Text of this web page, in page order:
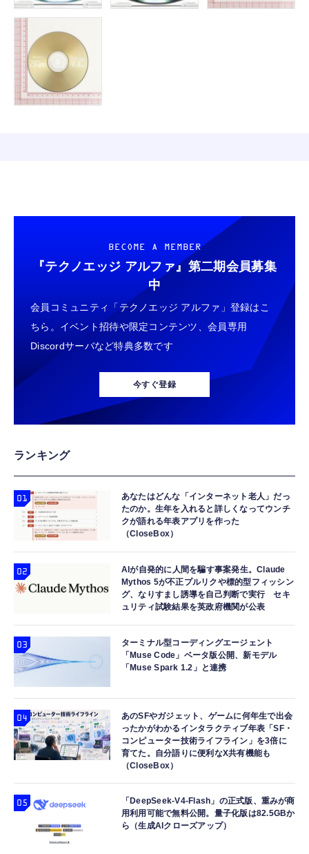
BECOME A MEMBER
『テクノエッジ アルファ』 第二期会員募集
中
会員コミュニティ「テクノエッジ アルファ」登録はこ
ちら。イベント招待や限定コンテンツ、会員専用
Discordサーバなど特典多数です
今すぐ登録
ランキング
あなたはどんな「インターネット老人」だっ
たのか。生年を入れると詳しくなってウンチ
クが語れる年表アプリを作った
（CloseBox）
AIが自発的に人間を騙す事案発生。Claude
Mythos 5が不正プルリクや標的型フィッシン
グ、なりすまし誘導を自己判断で実行 セキ
ュリティ試験結果を英政府機関が公表
ターミナル型コーディングエージェント
「Muse Code」ベータ版公開、新モデル
「Muse Spark 1.2」と連携
あのSFやガジェット、ゲームに何年生で出会
ったかがわかるインタラクティブ年表「SF・
コンピューター技術ライフライン」を3倍に
育てた。自分語りに便利なX共有機能も
（CloseBox）
「DeepSeek-V4-Flash」の正式版、重みが商
用利用可能で無料公開。量子化版は82.5GBか
ら（生成AIクローズアップ）